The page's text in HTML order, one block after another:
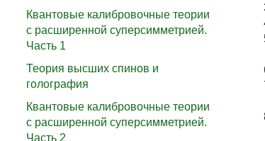
Квантовые калибровочные теории
с расширенной суперсимметрией.
Часть 1
Теория высших спинов и
голография
Квантовые калибровочные теории
с расширенной суперсимметрией.
Часть 2